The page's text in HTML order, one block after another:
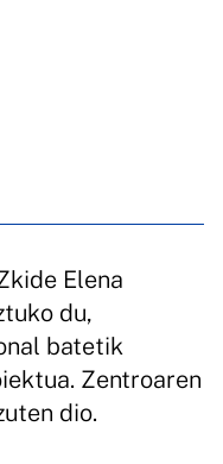
Elena
du,
batetik
Zentroaren
dio.